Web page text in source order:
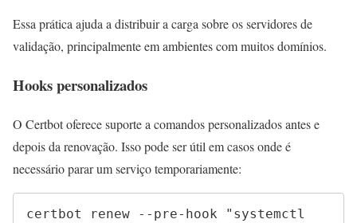
Essa prática ajuda a distribuir a carga sobre os servidores de
validação, principalmente em ambientes com muitos domínios.
Hooks personalizados
O Certbot oferece suporte a comandos personalizados antes e
depois da renovação. Isso pode ser útil em casos onde é
necessário parar um serviço temporariamente:
certbot renew --pre-hook "systemctl